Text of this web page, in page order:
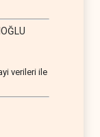
verileri ile